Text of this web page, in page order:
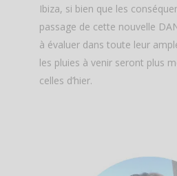
Ibiza, si bien que les
passage de cette nouvelle
à évaluer dans toute leur
les pluies à venir seront plus
celles d’hier.